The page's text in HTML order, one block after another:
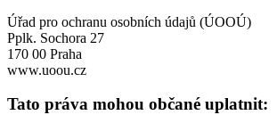
Úřad pro ochranu osobních údajů (ÚOOÚ)
Pplk. Sochora 27
170 00 Praha
www.uoou.cz
Tato práva mohou občané uplatnit: